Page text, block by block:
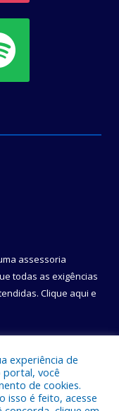
assessoria
todas as exigências
Clique aqui e
experiência de
portal, você
de cookies.
isso é feito, acesse